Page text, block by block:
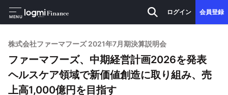
MENU
ログイン 会員登録
株式会社ファーマフーズ 2021年7月期決算説明会
ファーマフーズ、中期経営計画2026を発表
ヘルスケア領域で新価値創造に取り組み、売
上高1,000億円を目指す